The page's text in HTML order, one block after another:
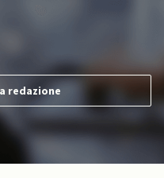
redazione